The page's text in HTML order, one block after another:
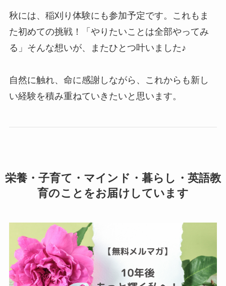
秋には、稲刈り体験にも参加予定です。これもま
た初めての挑戦！「やりたいことは全部やってみ
る」そんな想いが、またひとつ叶いました♪
自然に触れ、命に感謝しながら、これからも新し
い経験を積み重ねていきたいと思います。
栄養・子育て・マインド・暮らし・英語教
育のことをお届けしています